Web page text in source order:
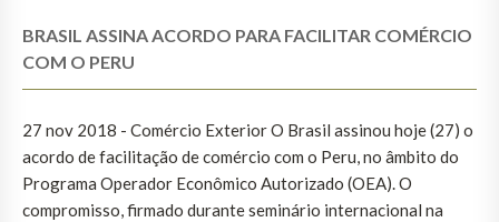
BRASIL ASSINA ACORDO PARA FACILITAR COMÉRCIO
COM O PERU
27 nov 2018 - Comércio Exterior O Brasil assinou hoje (27) o
acordo de facilitação de comércio com o Peru, no âmbito do
Programa Operador Econômico Autorizado (OEA). O
compromisso, firmado durante seminário internacional na